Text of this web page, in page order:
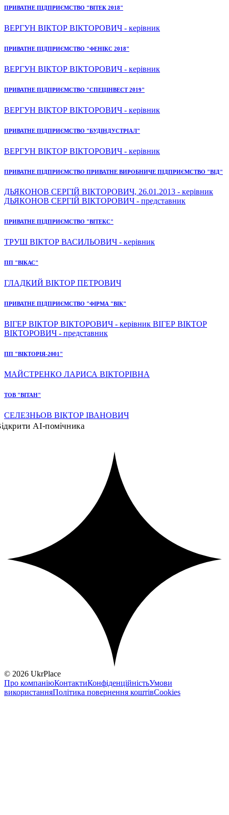
ПРИВАТНЕ ПІДПРИЄМСТВО "ВІТЕК 2018"
ВЕРГУН ВІКТОР ВІКТОРОВИЧ - керівник
ПРИВАТНЕ ПІДПРИЄМСТВО "ФЕНІКС 2018"
ВЕРГУН ВІКТОР ВІКТОРОВИЧ - керівник
ПРИВАТНЕ ПІДПРИЄМСТВО "СПЕЦІНВЕСТ 2019"
ВЕРГУН ВІКТОР ВІКТОРОВИЧ - керівник
ПРИВАТНЕ ПІДПРИЄМСТВО "БУДІНДУСТРІАЛ"
ВЕРГУН ВІКТОР ВІКТОРОВИЧ - керівник
ПРИВАТНЕ ПІДПРИЄМСТВО ПРИВАТНЕ ВИРОБНИЧЕ ПІДПРИЄМСТВО "ВІД"
ДЬЯКОНОВ СЕРГІЙ ВІКТОРОВИЧ, 26.01.2013 - керівник
ДЬЯКОНОВ СЕРГІЙ ВІКТОРОВИЧ - представник
ПРИВАТНЕ ПІДПРИЄМСТВО "ВІТЕКС"
ТРУШ ВІКТОР ВАСИЛЬОВИЧ - керівник
ПП "ВІКАС"
ГЛАДКИЙ ВІКТОР ПЕТРОВИЧ
ПРИВАТНЕ ПІДПРИЄМСТВО "ФІРМА "ВІК"
ВІГЕР ВІКТОР ВІКТОРОВИЧ - керівник ВІГЕР ВІКТОР
ВІКТОРОВИЧ - представник
ПП "ВІКТОРІЯ-2001"
МАЙСТРЕНКО ЛАРИСА ВІКТОРІВНА
ТОВ "ВІТАН"
СЕЛЕЗНЬОВ ВІКТОР ІВАНОВИЧ
AI-помічника
© 2026 UkrPlace
Про компаніюКонтактиКонфіденційністьУмови
використанняПолітика повернення коштівCookies